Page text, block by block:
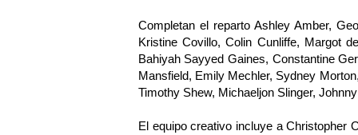
Completan el reparto Ashley Amber,
Kristine Covillo, Colin Cunliffe, Margot
Bahiyah Sayyed Gaines, Constantine
Mansfield, Emily Mechler, Sydney
Timothy Shew, Michaeljon Slinger,
El equipo creativo incluye a Christopher